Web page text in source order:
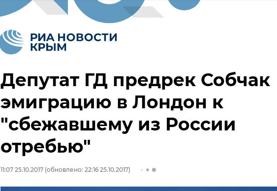
Депутат ГД предрек Собчак
эмиграцию в Лондон к
"сбежавшему из России
отребью"
11:07 25.10.2017 (обновлено: 22:16 25.10.2017)